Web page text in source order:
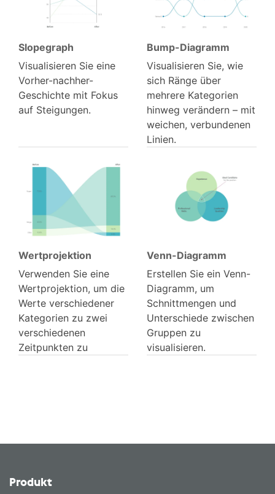
Slopegraph
Visualisieren Sie eine
Vorher-nachher-
Geschichte mit Fokus
auf Steigungen.
Bump-Diagramm
Visualisieren Sie, wie
sich Ränge über
mehrere Kategorien
hinweg verändern – mit
weichen, verbundenen
Linien.
Wertprojektion
Verwenden Sie eine
Wertprojektion, um die
Werte verschiedener
Kategorien zu zwei
verschiedenen
Zeitpunkten zu
Venn-Diagramm
Erstellen Sie ein Venn-
Diagramm, um
Schnittmengen und
Unterschiede zwischen
Gruppen zu
visualisieren.
Produkt